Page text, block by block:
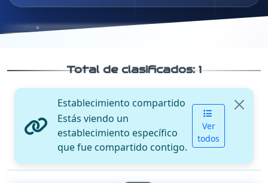
Total de clasificados:1
Establecimiento compartido
Estás viendo un
establecimiento específico
que fue compartido contigo.
Ver
todos